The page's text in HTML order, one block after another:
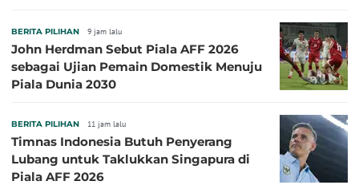
BERITA PILIHAN 9 jam lalu
John Herdman Sebut Piala AFF 2026
sebagai Ujian Pemain Domestik Menuju
Piala Dunia 2030
BERITA PILIHAN 11 jam lalu
Timnas Indonesia Butuh Penyerang
Lubang untuk Taklukkan Singapura di
Piala AFF 2026